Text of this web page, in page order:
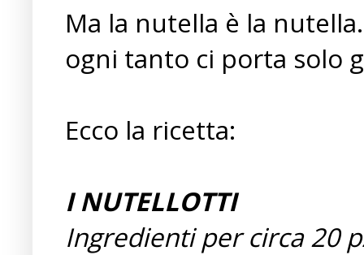
Ma la nutella è la
ogni tanto ci porta solo
Ecco la ricetta:
I NUTELLOTTI
Ingredienti per circa 20